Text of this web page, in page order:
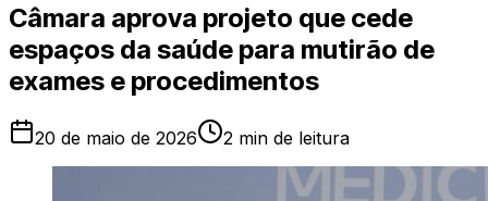
Câmara aprova projeto que cede
espaços da saúde para mutirão de
exames e procedimentos
20 de maio de 2026 2 min de leitura